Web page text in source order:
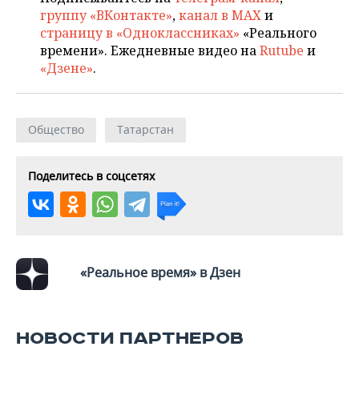
ХОККЕЙ С МЯЧОМ
ПРОИСШЕСТВИЯ
группу «ВКонтакте»,канал в MAXи
страницу в «Одноклассниках» «Реального
времени». Ежедневные видео наRutube и
«Дзене».
Общество Татарстан
Поделитесь в соцсетях
«Реальное время» в Дзен
НОВОСТИ ПАРТНЕРОВ